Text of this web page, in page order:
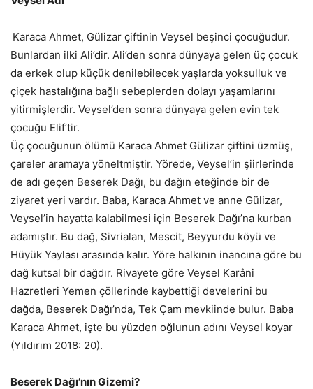
Karaca Ahmet, Gülizar çiftinin Veysel beşinci çocuğudur.
Bunlardan ilki Ali’dir. Ali’den sonra dünyaya gelen üç çocuk
da erkek olup küçük denilebilecek yaşlarda yoksulluk ve
çiçek hastalığına bağlı sebeplerden dolayı yaşamlarını
yitirmişlerdir. Veysel’den sonra dünyaya gelen evin tek
çocuğu Elif’tir.
Üç çocuğunun ölümü Karaca Ahmet Gülizar çiftini üzmüş,
çareler aramaya yöneltmiştir. Yörede, Veysel’in şiirlerinde
de adı geçen Beserek Dağı, bu dağın eteğinde bir de
ziyaret yeri vardır. Baba, Karaca Ahmet ve anne Gülizar,
Veysel’in hayatta kalabilmesi için Beserek Dağı’na kurban
adamıştır. Bu dağ, Sivrialan, Mescit, Beyyurdu köyü ve
Hüyük Yaylası arasında kalır. Yöre halkının inancına göre bu
dağ kutsal bir dağdır. Rivayete göre Veysel Karâni
Hazretleri Yemen çöllerinde kaybettiği develerini bu
dağda, Beserek Dağı’nda, Tek Çam mevkiinde bulur. Baba
Karaca Ahmet, işte bu yüzden oğlunun adını Veysel koyar
(Yıldırım 2018: 20).
Beserek Dağı’nın Gizemi?